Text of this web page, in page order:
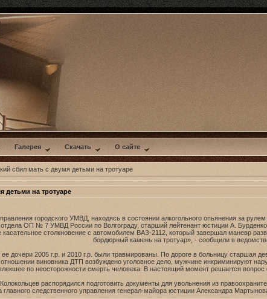
Галерея Скачать О сайте
сбил мать с двумя детьми на тротуаре
детьми на тротуаре
городского УМВД, находясь в состоянии алкогольного опьянения за
отдела ОП № 7 УМВД России по Волгограду, старший лейтенант юстиции А.
столкновение с автомобилем ВАЗ-2112, который завершал маневр
бордюрный камень на тротуар», - сообщили в
дочери 2005 г.р. и 2010 г.р. были травмированы. По дороге в больницу старшая
виновника ДТП возбуждено уголовное дело, мужчине инкриминируют
по неосторожности смерть человека. В настоящий момент решается
распорядился подготовить документы для увольнения из
главного следственного управления генерал-майора юстиции Александра